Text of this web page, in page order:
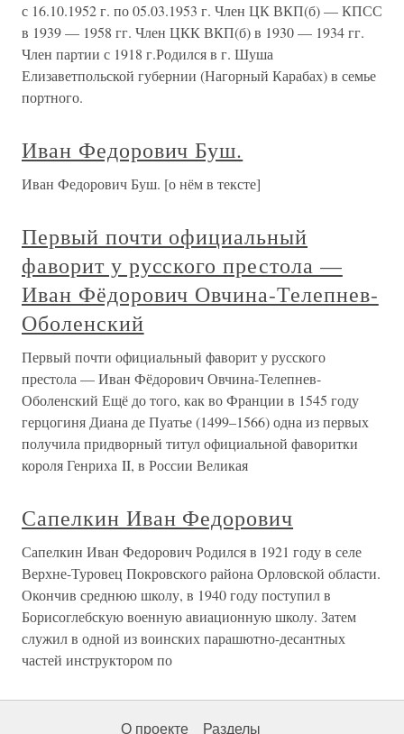
с 16.10.1952 г. по 05.03.1953 г. Член ЦК ВКП(б) — КПСС
в 1939 — 1958 гг. Член ЦКК ВКП(б) в 1930 — 1934 гг.
Член партии с 1918 г.Родился в г. Шуша
Елизаветпольской губернии (Нагорный Карабах) в семье
портного.
Иван Федорович Буш.
Иван Федорович Буш. [о нём в тексте]
Первый почти официальный
фаворит у русского престола —
Иван Фёдорович Овчина-Телепнев-
Оболенский
Первый почти официальный фаворит у русского
престола — Иван Фёдорович Овчина-Телепнев-
Оболенский Ещё до того, как во Франции в 1545 году
герцогиня Диана де Пуатье (1499–1566) одна из первых
получила придворный титул официальной фаворитки
короля Генриха II, в России Великая
Сапелкин Иван Федорович
Сапелкин Иван Федорович Родился в 1921 году в селе
Верхне-Туровец Покровского района Орловской области.
Окончив среднюю школу, в 1940 году поступил в
Борисоглебскую военную авиационную школу. Затем
служил в одной из воинских парашютно-десантных
частей инструктором по
О проекте Разделы